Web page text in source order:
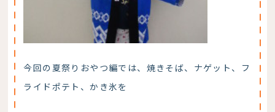
今回の夏祭りおやつ編では、焼きそば、ナゲット、フ
ライドポテト、かき氷を